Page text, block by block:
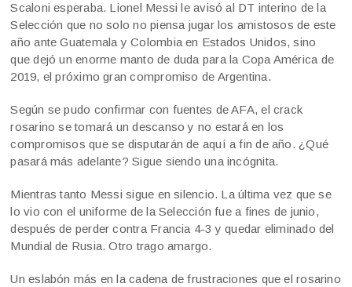
Scaloni esperaba. Lionel Messi le avisó al DT interino de la
Selección que no solo no piensa jugar los amistosos de este
año ante Guatemala y Colombia en Estados Unidos, sino
que dejó un enorme manto de duda para la Copa América de
2019, el próximo gran compromiso de Argentina.
Según se pudo confirmar con fuentes de AFA, el crack
rosarino se tomará un descanso y no estará en los
compromisos que se disputarán de aquí a fin de año. ¿Qué
pasará más adelante? Sigue siendo una incógnita.
Mientras tanto Messi sigue en silencio. La última vez que se
lo vio con el uniforme de la Selección fue a fines de junio,
después de perder contra Francia 4-3 y quedar eliminado del
Mundial de Rusia. Otro trago amargo.
Un eslabón más en la cadena de frustraciones que el rosarino